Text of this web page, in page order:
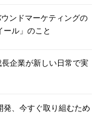
ンドマーケティングの
ール」のこと
企業が新しい日常で実
発、今すぐ取り組むため